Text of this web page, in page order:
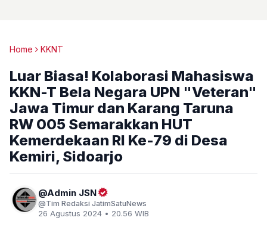
Home KKNT
Luar Biasa! Kolaborasi Mahasiswa
KKN-T Bela Negara UPN "Veteran"
Jawa Timur dan Karang Taruna
RW 005 Semarakkan HUT
Kemerdekaan RI Ke-79 di Desa
Kemiri, Sidoarjo
Admin JSN
Tim Redaksi JatimSatuNews
26 Agustus 2024 • 20.56 WIB